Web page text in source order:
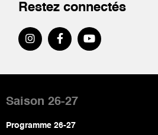
Restez connectés
de
page
Saison 26-27
Programme 26-27